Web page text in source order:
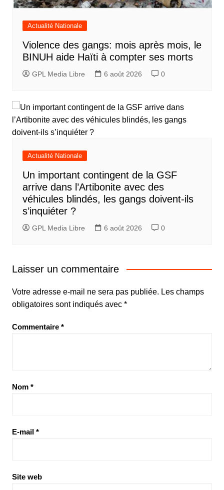
Actualité Nationale
Violence des gangs: mois après mois, le
BINUH aide Haïti à compter ses morts
GPL Media Libre 6 août 2026 0
Actualité Nationale
Un important contingent de la GSF
arrive dans l’Artibonite avec des
véhicules blindés, les gangs doivent-ils
s’inquiéter ?
GPL Media Libre 6 août 2026 0
Laisser un commentaire
Votre adresse e-mail ne sera pas publiée. Les champs
obligatoires sont indiqués avec *
Commentaire *
Nom *
E-mail *
Site web